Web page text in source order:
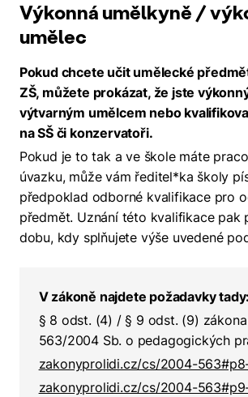
Výkonná umělkyně /
umělec
Pokud chcete učit umělecké
ZŠ, můžete prokázat, že jste
výtvarným umělcem nebo
na SŠ či konzervatoři.
Pokud je to tak a ve škole máte
úvazku, může vám ředitel*ka školy
předpoklad odborné kvalifikace pro
předmět. Uznání této kvalifikace pak
dobu, kdy splňujete výše uvedené
V zákoně najdete požadavky tady:
§ 8 odst. (4) / § 9 odst. (9)
563/2004 Sb. o pedagogických
zakonyprolidi.cz/cs/2004-
zakonyprolidi.cz/cs/2004-